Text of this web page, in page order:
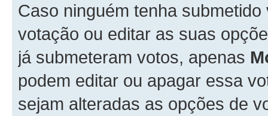
Caso ninguém tenha
votação ou editar as suas
já submeteram votos, apenas
podem editar ou apagar essa
sejam alteradas as opções de